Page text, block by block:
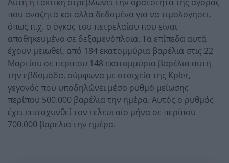
που αναζητά και άλλα δεδομένα για να τιμολογήσει,
όπως π.χ. ο όγκος του πετρελαίου που είναι
αποθηκευμένο σε δεξαμενόπλοια. Τα επίπεδα αυτά
έχουν μειωθεί, από 184 εκατομμύρια βαρέλια στις 22
Μαρτίου σε περίπου 148 εκατομμύρια βαρέλια αυτή
την εβδομάδα, σύμφωνα με στοιχεία της Kpler,
γεγονός που υποδηλώνει μέσο ρυθμό μείωσης
περίπου 500.000 βαρέλια την ημέρα. Αυτός ο ρυθμός
έχει επιταχυνθεί τον τελευταίο μήνα σε περίπου
700.000 βαρέλια την ημέρα.